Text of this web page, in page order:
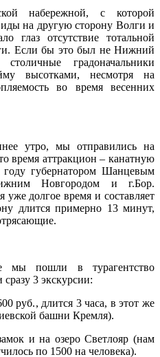
набережной, с которой
на другую сторону Волги и
глаз отсутствие тотальной
Если бы это был не Нижний
градоначальники
высотками, несмотря на
во время весенних
утро, мы отправились на
время аттракцион – канатную
губернатором Шанцевым
Новгородом и г.Бор.
уже долгое время и составляет
длится примерно 13 минут,
мы пошли в турагентство
3 экскурсии:
руб., длится 3 часа, в этот же
башни Кремля).
и на озеро Светлояр (нам
по 1500 на человека).